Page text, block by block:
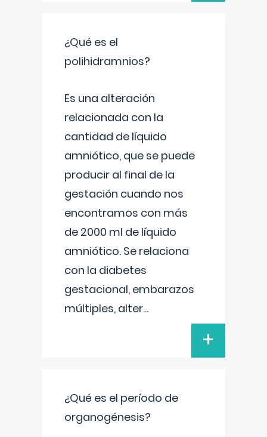
¿Qué es el
polihidramnios?
Es una alteración
relacionada con la
cantidad de líquido
amniótico, que se puede
producir al final de la
gestación cuando nos
encontramos con más
de 2000 ml de líquido
amniótico. Se relaciona
con la diabetes
gestacional, embarazos
múltiples, alter...
+
¿Qué es el período de
organogénesis?